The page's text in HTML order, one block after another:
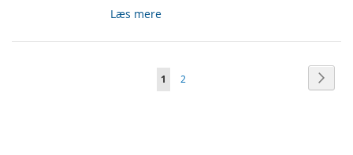
Læs mere
Side
Du
1 Side
2